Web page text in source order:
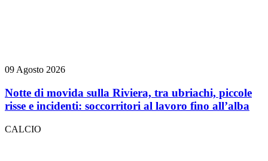
09 Agosto 2026
Notte di movida sulla Riviera, tra ubriachi, piccole
risse e incidenti: soccorritori al lavoro fino all’alba
CALCIO